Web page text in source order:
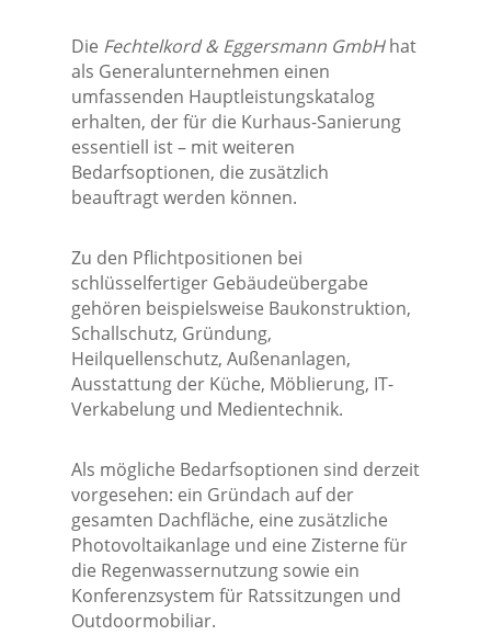
Die Fechtelkord & Eggersmann GmbHhat
als Generalunternehmen einen
umfassenden Hauptleistungskatalog
erhalten, der für die Kurhaus-Sanierung
essentiell ist – mit weiteren
Bedarfsoptionen, die zusätzlich
beauftragt werden können.
Zu den Pflichtpositionen bei
schlüsselfertiger Gebäudeübergabe
gehören beispielsweise Baukonstruktion,
Schallschutz, Gründung,
Heilquellenschutz, Außenanlagen,
Ausstattung der Küche, Möblierung, IT-
Verkabelung und Medientechnik.
Als mögliche Bedarfsoptionen sind derzeit
vorgesehen: ein Gründach auf der
gesamten Dachfläche, eine zusätzliche
Photovoltaikanlage und eine Zisterne für
die Regenwassernutzung sowie ein
Konferenzsystem für Ratssitzungen und
Outdoormobiliar.